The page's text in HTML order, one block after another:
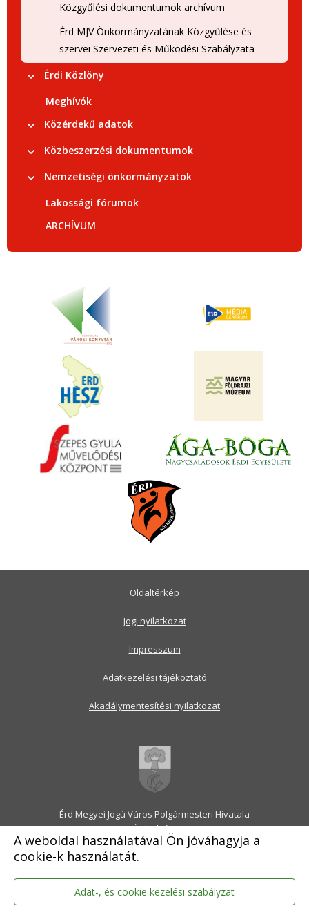
A weboldal használatával Ön jóváhagyja a
cookie-k használatát.
Adat-, és cookie kezelési szabályzat
Közgyűlési dokumentumok archívum
Érd MJV Önkormányzatának Közgyűlése és
szervei Szervezeti és Működési Szabályzata
Érdi Közlöny
Meghívók
Közérdekű adatok
Közbeszerzési dokumentumok
Nemzetiségi önkormányzatok
Lakossági fórumok
ARCHÍVUM
Érd Megyei Jogú Város Polgármesteri Hivatala
2030 Érd, Alsó utca 1.
Levélcím: 2031 Érd, Pf.: 31
E-mail:onkormanyzat@erd.hu
Telefonközpont:06-23-522-300
Ügyfélszolgálat:06-23-522-301
Hivatali Kapu: ERDPH
Oldaltérkép
Jogi nyilatkozat
Impresszum
Adatkezelési tájékoztató
Akadálymentesítési nyilatkozat